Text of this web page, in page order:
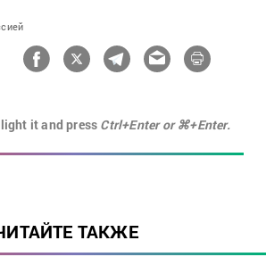
it and press Ctrl+Enter or ⌘+Enter.
ТАКЖЕ